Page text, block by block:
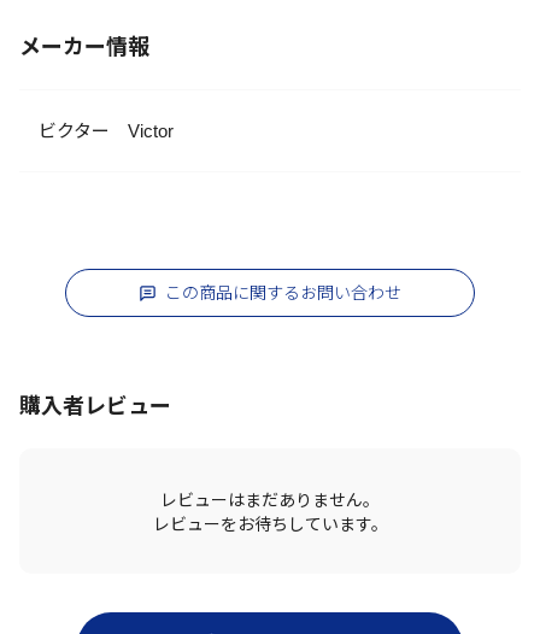
メーカー情報
ビクター Victor
この商品に関するお問い合わせ
購入者レビュー
レビューはまだありません。
レビューをお待ちしています。